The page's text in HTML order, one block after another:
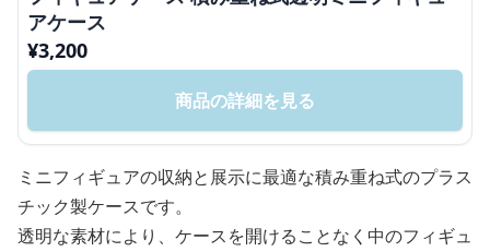
アケース
¥3,200
商品の詳細を見る
ミニフィギュアの収納と展示に最適な積み重ね式のプラス
チック製ケースです。
透明な素材により、ケースを開けることなく中のフィギュ